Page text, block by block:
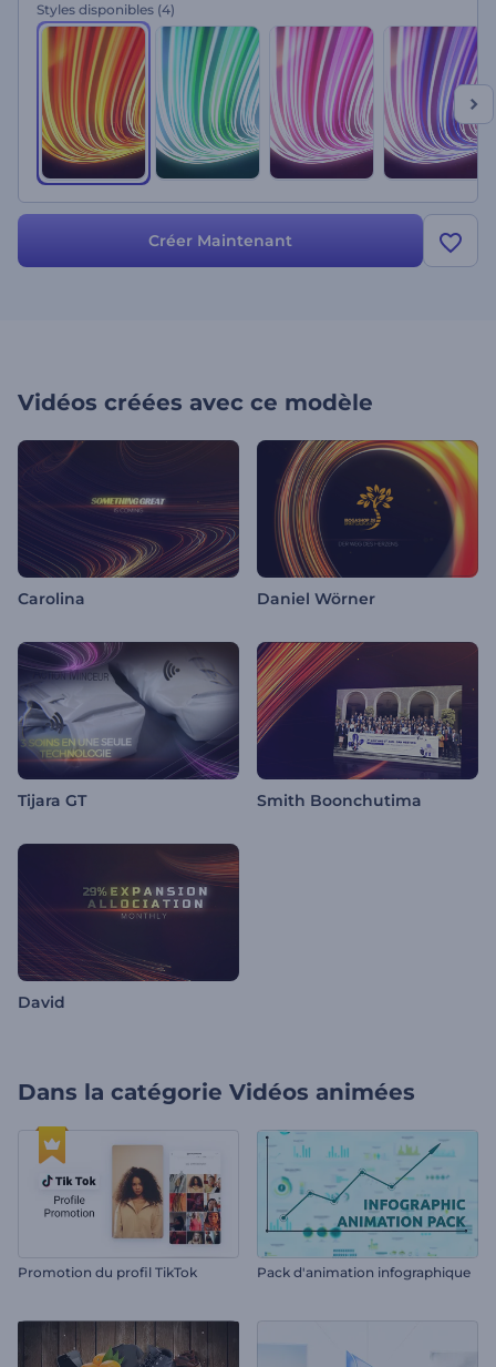
vidéo, vidéos de citations, et bien plus encore. Essayez sans plus
tarder !
Styles disponibles (4)
Créer Maintenant
Vidéos créées avec ce modèle
Carolina Daniel Wörner
Tijara GT Smith Boonchutima
David
Dans la catégorie Vidéos animées
Promotion du profil TikTok Pack d'animation infographique